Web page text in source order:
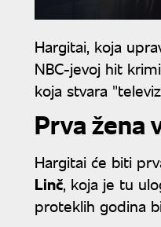
Hargitai, koja
NBC-jevoj hit
koja stvara
Prva žena
Hargitai će biti
Linč, koja je tu
proteklih godina